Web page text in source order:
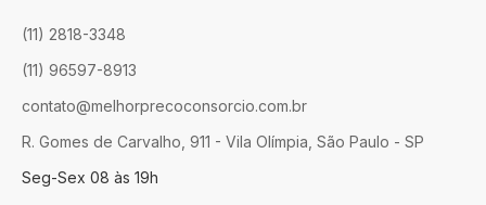
(11) 2818-3348
(11) 96597-8913
contato@melhorprecoconsorcio.com.br
R. Gomes de Carvalho, 911 - Vila Olímpia, São Paulo - SP
Seg-Sex 08 às 19h